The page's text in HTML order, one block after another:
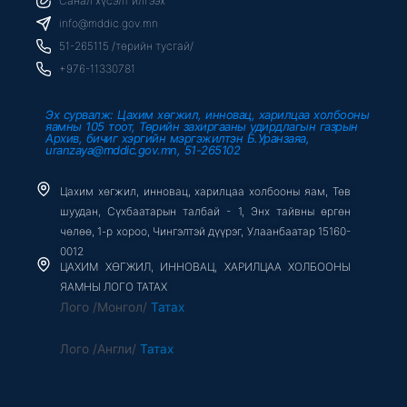
o
o
k
f
r
e
info@mddic.gov.mn
51-265115 /төрийн тусгай/
+976-11330781
Эх сурвалж: Цахим хөгжил, инновац, харилцаа холбооны
яамны 105 тоот, Төрийн захиргааны удирдлагын газрын
Архив, бичиг хэргийн мэргэжилтэн Б.Уранзаяа,
uranzaya@mddic.gov.mn, 51-265102
Цахим хөгжил, инновац, харилцаа холбооны яам, Төв
шуудан, Сүхбаатарын талбай - 1, Энх тайвны өргөн
чөлөө, 1-р хороо, Чингэлтэй дүүрэг, Улаанбаатар 15160-
0012
ЦАХИМ ХӨГЖИЛ, ИННОВАЦ, ХАРИЛЦАА ХОЛБООНЫ
ЯАМНЫ ЛОГО ТАТАХ
Лого /Монгол/ Татах
Лого /Англи/ Татах